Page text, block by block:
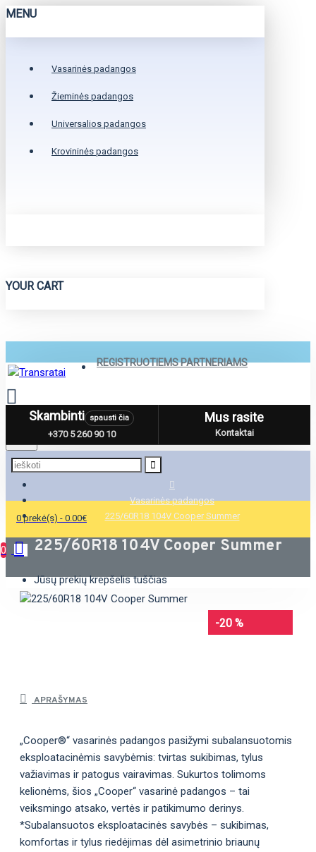
MENU
Vasarinės padangos
Žieminės padangos
Universalios padangos
Krovininės padangos
YOUR CART
REGISTRUOTIEMS PARTNERIAMS
Menu
0 prekė(s) - 0.00€
0
Jūsų prekių krepšelis tuščias
Skambinti spausti čia
+370 5 260 90 10
Mus rasite
Kontaktai
Vasarinės padangos
225/60R18 104V Cooper Summer
225/60R18 104V Cooper Summer
-20 %
APRAŠYMAS
„Cooper®“ vasarinės padangos pasižymi subalansuotomis
eksploatacinėmis savybėmis: tvirtas sukibimas, tylus
važiavimas ir patogus vairavimas. Sukurtos tolimoms
kelionėms, šios „Cooper“ vasarinė padangos – tai
veiksmingo atsako, vertės ir patikimumo derinys.
*Subalansuotos eksploatacinės savybės – sukibimas,
komfortas ir tylus riedėjimas dėl asimetrinio briaunų